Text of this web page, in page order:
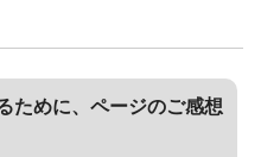
ために、ページのご感想